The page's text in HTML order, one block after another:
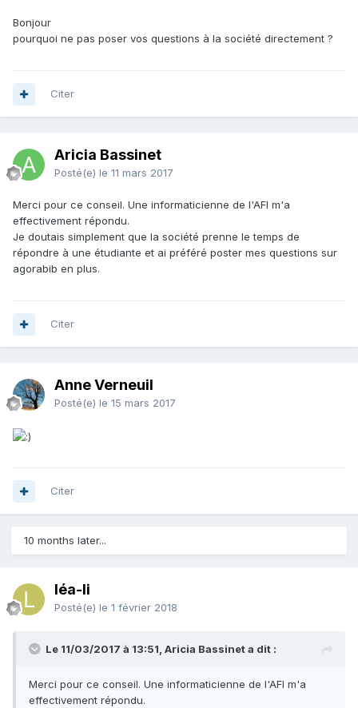
Bonjour
pourquoi ne pas poser vos questions à la société directement ?
Citer
Aricia Bassinet
Posté(e) le 11 mars 2017
Merci pour ce conseil. Une informaticienne de l'AFI m'a
effectivement répondu.
Je doutais simplement que la société prenne le temps de
répondre à une étudiante et ai préféré poster mes questions sur
agorabib en plus.
Citer
Anne Verneuil
Posté(e) le 15 mars 2017
Citer
10 months later...
léa-li
Posté(e) le 1 février 2018
Le 11/03/2017 à 13:51, Aricia Bassinet a dit :
Merci pour ce conseil. Une informaticienne de l'AFI m'a
effectivement répondu.